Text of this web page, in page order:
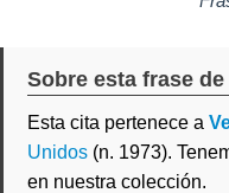
Sobre esta frase
Esta cita pertenece a
Unidos (n. 1973).
en nuestra colección.